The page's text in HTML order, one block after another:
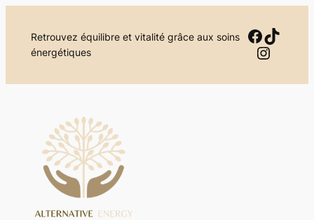
contenu
Retrouvez équilibre et vitalité grâce aux soins
énergétiques
TikTok